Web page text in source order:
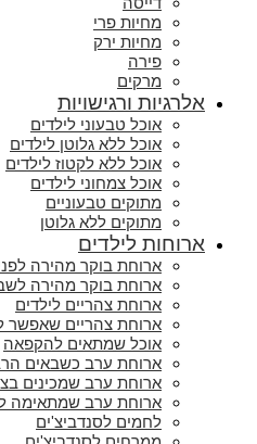
מחיות פרי
מחיות ירק
פירה
מרקים
אלרגיות ורגישויות
אוכל טבעוני לילדים
אוכל ללא גלוטן לילדים
אוכל ללא לקטוז לילדים
אוכל צמחוני לילדים
מתוקים טבעוניים
מתוקים ללא גלוטן
ארוחות לילדים
ארוחת בוקר מהירה
ארוחת בוקר מהירה
ארוחת צהריים לילדים
ארוחת צהריים שאפשר
אוכל שמתאים להקפאה
ארוחת ערב כשבאים
ארוחת ערב שמכינים
ארוחת ערב שמתאימה
לחמים לסנדביצ'ים